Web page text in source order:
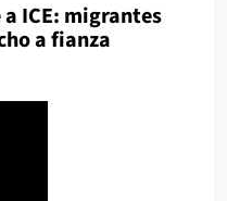
ICE: migrantes
a fianza